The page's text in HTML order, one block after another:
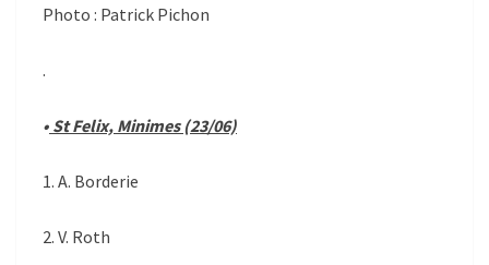
Photo : Patrick Pichon
.
• St Felix, Minimes (23/06)
1. A. Borderie
2. V. Roth